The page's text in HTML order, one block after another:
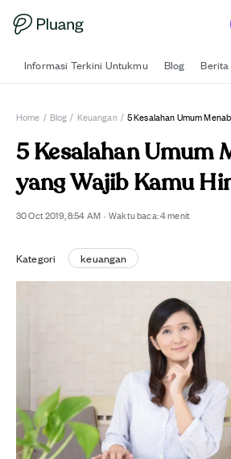
Informasi Terkini Untukmu Blog Berita
Home / Blog / Keuangan /
5 Kesalahan Umum
yang Wajib Kamu
30 Oct 2019, 8:54 AM · Waktu baca:4menit
Kategori keuangan